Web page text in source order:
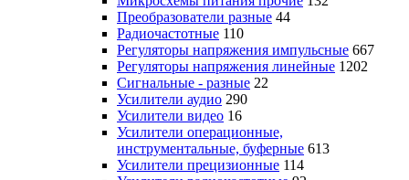
Преобразователи разные 44
Радиочастотные 110
Регуляторы напряжения импульсные 667
Регуляторы напряжения линейные 1202
Сигнальные - разные 22
Усилители аудио 290
Усилители видео 16
Усилители операционные,
инструментальные, буферные 613
Усилители прецизионные 114